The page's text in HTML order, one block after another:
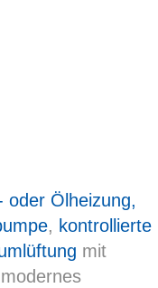
oder Ölheizung,
, kontrollierte
mit